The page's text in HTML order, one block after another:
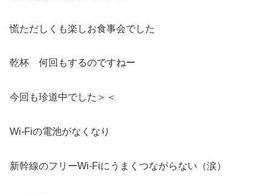
慌ただしくも楽しお食事会でした
乾杯 何回もするのですねー
今回も珍道中でした＞＜
Wi-Fiの電池がなくなり
新幹線のフリーWi-Fiにうまくつながらない（涙）